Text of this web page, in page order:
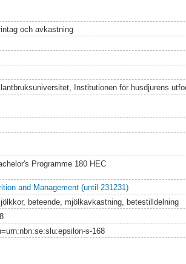
och avkastning
Institutionen för husdjurens
Programme 180 HEC
and Management (until 231231)
beteende, mjölkavkastning, betestilldelning
s-168